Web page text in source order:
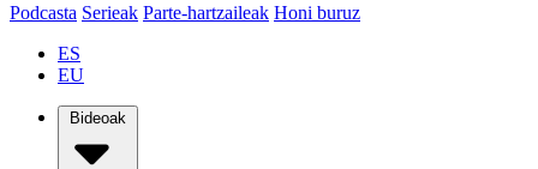
Podcasta Serieak Parte-hartzaileak Honi buruz
ES
EU
Bideoak